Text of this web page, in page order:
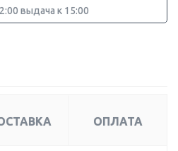
выдача к 15:00
ОПЛАТА